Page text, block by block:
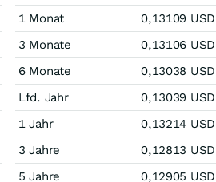
1 Monat
0,13109 USD
3 Monate
0,13106 USD
6 Monate
0,13038 USD
Lfd. Jahr
0,13039 USD
1 Jahr
0,13214 USD
3 Jahre
0,12813 USD
5 Jahre
0,12905 USD